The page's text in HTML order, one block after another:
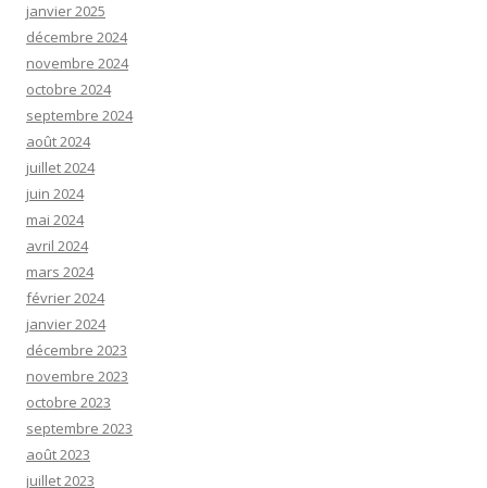
janvier 2025
décembre 2024
novembre 2024
octobre 2024
septembre 2024
août 2024
juillet 2024
juin 2024
mai 2024
avril 2024
mars 2024
février 2024
janvier 2024
décembre 2023
novembre 2023
octobre 2023
septembre 2023
août 2023
juillet 2023